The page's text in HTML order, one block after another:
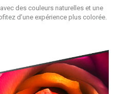
des couleurs naturelles et une
d’une expérience plus colorée.